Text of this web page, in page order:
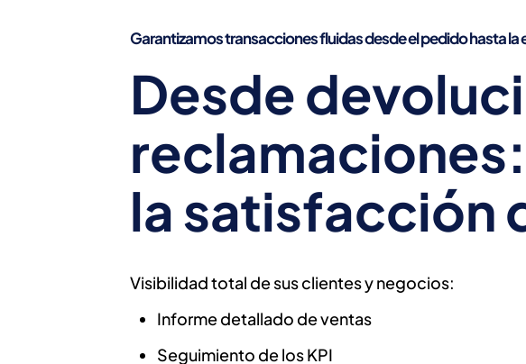
ASISTENCIA
EQUIPOS
Garantizamos transacciones fluidas desde el pedido hasta la
Desde
la satisfacción
Visibilidad total de sus clientes y negocios:
Informe detallado de ventas
Seguimiento de los KPI